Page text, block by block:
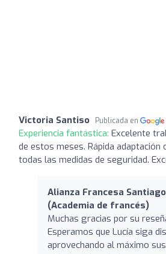
Victoria Santiso Publicada en
Experiencia fantástica: Excelente
de estos meses. Rápida adaptación
todas las medidas de seguridad.
Alianza Francesa
(Academia de francés)
Muchas gracias por su
Esperamos que Lucía siga
aprovechando al máximo